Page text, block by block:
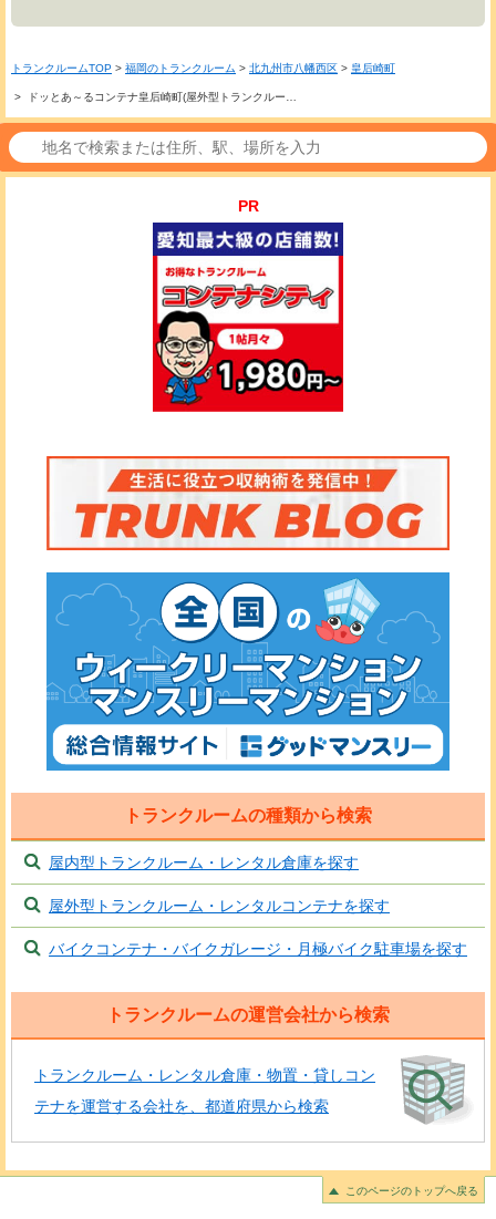
トランクルームTOP > 福岡のトランクルーム > 北九州市八幡西区 > 皇后崎町
> ドッとあ～るコンテナ皇后崎町(屋外型トランクルー…
PR
トランクルームの種類から検索
屋内型トランクルーム・レンタル倉庫を探す
屋外型トランクルーム・レンタルコンテナを探す
バイクコンテナ・バイクガレージ・月極バイク駐車場を探す
トランクルームの運営会社から検索
トランクルーム・レンタル倉庫・物置・貸しコン
テナを運営する会社を、都道府県から検索
このページのトップへ戻る